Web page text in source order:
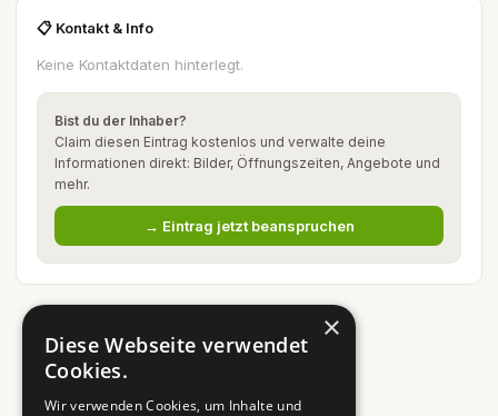
📋 Kontakt & Info
Keine Kontaktdaten hinterlegt.
Bist du der Inhaber?
Claim diesen Eintrag kostenlos und verwalte deine
Informationen direkt: Bilder, Öffnungszeiten, Angebote und
mehr.
→ Eintrag jetzt beanspruchen
×
Diese Webseite verwendet
Cookies.
Wir verwenden Cookies, um Inhalte und